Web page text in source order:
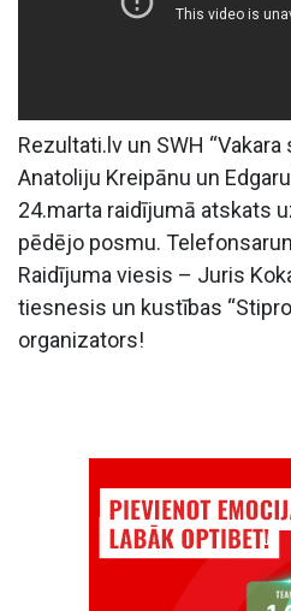
Rezultati.lv un SWH
Anatoliju Kreipānu un
24.marta raidījumā atskats
pēdējo posmu.
Raidījuma viesis – Juris
tiesnesis un kustības
organizators!